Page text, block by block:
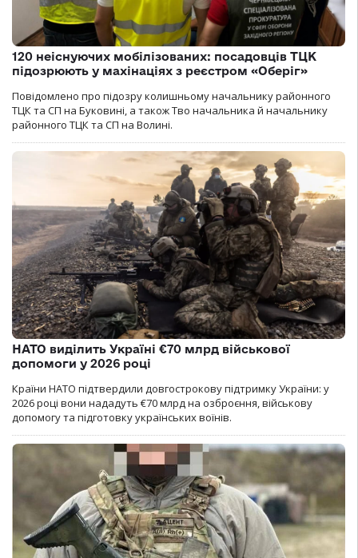
120 неіснуючих мобілізованих: посадовців ТЦК
підозрюють у махінаціях з реєстром «Оберіг»
Повідомлено про підозру колишньому начальнику районного
ТЦК та СП на Буковині, а також Тво начальника й начальнику
районного ТЦК та СП на Волині.
НАТО виділить Україні €70 млрд військової
допомоги у 2026 році
Країни НАТО підтвердили довгострокову підтримку України: у
2026 році вони нададуть €70 млрд на озброєння, військову
допомогу та підготовку українських воїнів.